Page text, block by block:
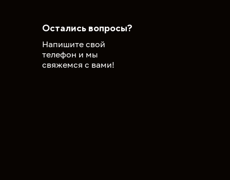
Остались вопросы?
Напишите свой
телефон и мы
свяжемся с вами!